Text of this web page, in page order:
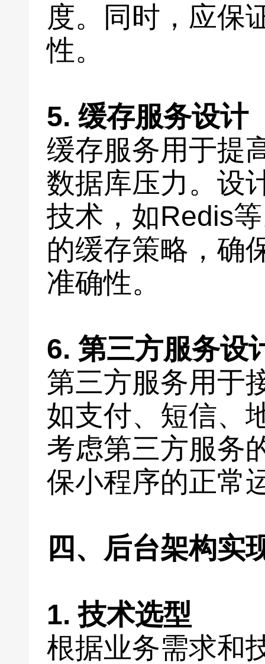
度。同时，应保
性。
5. 缓存服务设计
缓存服务用于提
数据库压力。设
技术，如Redis
的缓存策略，确
准确性。
6. 第三方服务设
第三方服务用于
如支付、短信、
考虑第三方服务
保小程序的正常
四、后台架构实
1. 技术选型
根据业务需求和